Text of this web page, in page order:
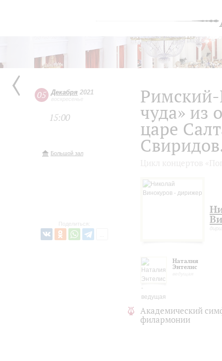
05 Декабря 2021
воскресенье
15:00
Большой зал
Поделиться:
Римский-
чуда» из
царе
Наталия
Энтелис
Академический
филармонии